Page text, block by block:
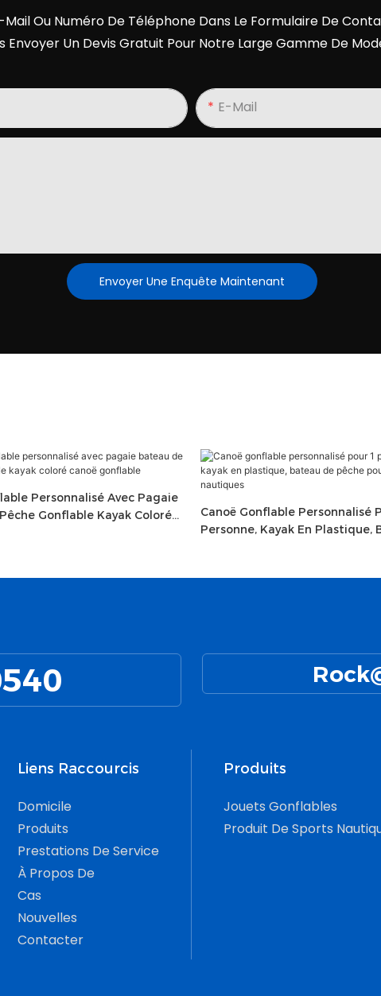
Ou Numéro De Téléphone Dans Le Formulaire De
Envoyer Un Devis Gratuit Pour Notre Large Gamme De
E-Mail
Envoyer Une Enquête Maintenant
Personnalisé Avec Pagaie
Gonflable Kayak Coloré
Canoë Gonflable Personnalisé
Personne, Kayak En Plastique,
Liens Raccourcis
Domicile
Produits
Prestations De Service
À Propos De
Cas
Nouvelles
Contacter
Produits
Jouets Gonflables
Produit De Sports